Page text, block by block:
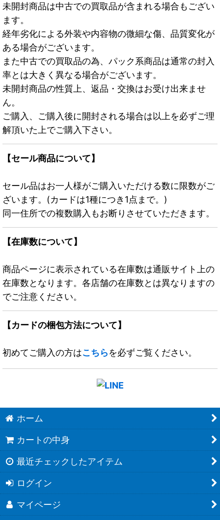
未開封商品は中古での買取品が含まれる場合もござい
ます。
経年劣化による外装や内容物の微細な傷、品質変化が
ある場合がございます。
また中古での買取品の為、パック系商品は通常の封入
率とは大きく異なる場合がございます。
未開封商品の性質上、返品・交換はお受け出来ませ
ん。
ご購入、ご購入後に開封される場合は以上を必ずご理
解頂いた上でご購入下さい。
【セール商品について】
セール品はお一人様がご購入いただける数に限数がご
ざいます。(カードは1種につき1点まで。)
同一住所での複数購入もお断りさせていただきます。
【在庫数について】
商品ページに表示されている在庫数は通販サイト上の
在庫数となります。各店舗の在庫数とは異なりますの
でご注意ください。
【カードの梱包方法について】
初めてご購入の方はこちらを必ずご覧ください。
ホーム
カートの中身
最近チェックしたアイテム
ログイン
マイページ